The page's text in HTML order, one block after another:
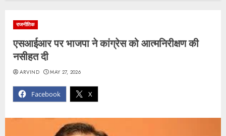
राजनीतिक
एसआईआर पर भाजपा ने कांग्रेस को आत्मनिरीक्षण की
नसीहत दी
Facebook X
ARVIND MAY 27, 2026